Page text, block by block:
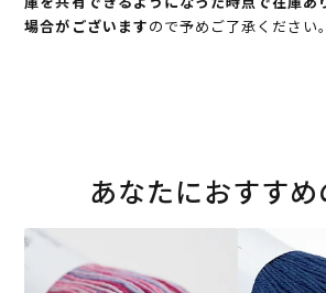
場合がございますので予めご了承ください。
あなたにおすす